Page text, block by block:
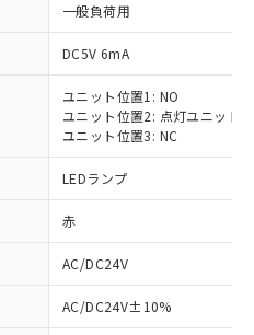
一般負荷用
DC5V 6mA
ユニット位置1: NO
ユニット位置2: 点灯ユニット
ユニット位置3: NC
LEDランプ
赤
AC/DC24V
AC/DC24V±10%